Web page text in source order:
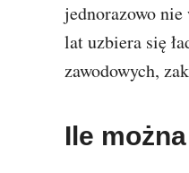
jednorazowo
lat uzbiera się
zawodowych,
Ile